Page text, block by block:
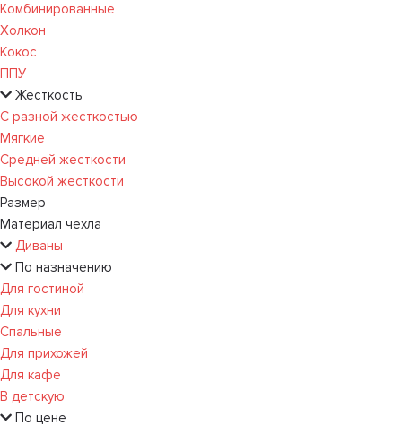
Комбинированные
Холкон
Кокос
ППУ
Жесткость
С разной жесткостью
Мягкие
Средней жесткости
Высокой жесткости
Размер
Материал чехла
Диваны
По назначению
Для гостиной
Для кухни
Спальные
Для прихожей
Для кафе
В детскую
По цене